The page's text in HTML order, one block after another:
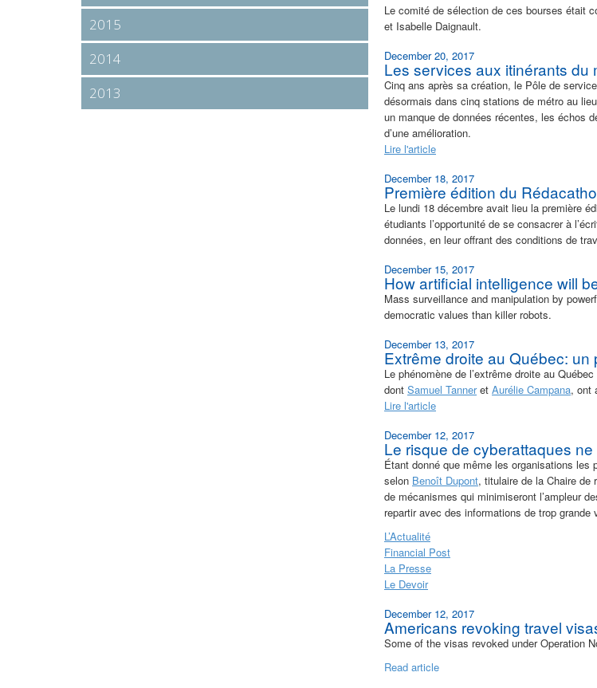
Le comité de sélection de ces bourses était
et Isabelle Daignault.
December 20, 2017
Les services aux itinérants du
Cinq ans après sa création, le Pôle de
désormais dans cinq stations de métro au
un manque de données récentes, les échos
d’une amélioration.
Lire l'article
December 18, 2017
Première édition du
Le lundi 18 décembre avait lieu la première
étudiants l’opportunité de se consacrer à
données, en leur offrant des conditions de
December 15, 2017
How artificial intelligence will
Mass surveillance and manipulation by
democratic values than killer robots.
December 13, 2017
Extrême droite au Québec:
Le phénomène de l’extrême droite au
dont Samuel Tanneret Aurélie Campana, ont
Lire l'article
December 12, 2017
Le risque de cyberattaques
Étant donné que même les organisations
selon Benoît Dupont, titulaire de la Chaire de
de mécanismes qui minimiseront l’ampleur
repartir avec des informations de trop grande
L’Actualité
Financial Post
La Presse
Le Devoir
December 12, 2017
Americans revoking travel
Some of the visas revoked under Operation
Read article
2015
2014
2013